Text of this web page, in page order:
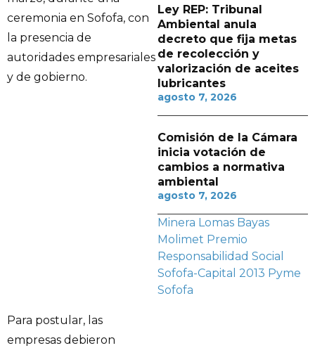
ceremonia en Sofofa, con
la presencia de
autoridades empresariales
y de gobierno.
Para postular, las
empresas debieron
Ley REP: Tribunal
Ambiental anula
decreto que fija metas
de recolección y
valorización de aceites
lubricantes
agosto 7, 2026
Comisión de la Cámara
inicia votación de
cambios a normativa
ambiental
agosto 7, 2026
Minera Lomas Bayas
Molimet Premio
Responsabilidad Social
Sofofa-Capital 2013 Pyme
Sofofa